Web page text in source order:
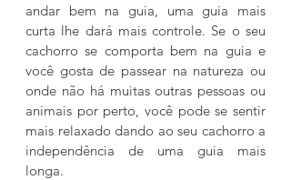
andar bem na guia, uma guia mais
curta lhe dará mais controle. Se o seu
cachorro se comporta bem na guia e
você gosta de passear na natureza ou
onde não há muitas outras pessoas ou
animais por perto, você pode se sentir
mais relaxado dando ao seu cachorro a
independência de uma guia mais
longa.